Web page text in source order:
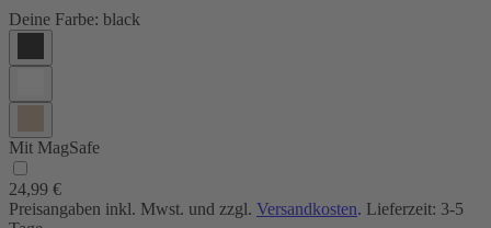
Deine Farbe: black
Mit MagSafe
24,99 €
Preisangaben inkl. Mwst. und zzgl. Versandkosten. Lieferzeit: 3-5